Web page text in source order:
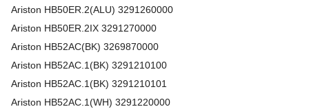
Ariston HB50ER.2(ALU) 3291260000
Ariston HB50ER.2IX 3291270000
Ariston HB52AC(BK) 3269870000
Ariston HB52AC.1(BK) 3291210100
Ariston HB52AC.1(BK) 3291210101
Ariston HB52AC.1(WH) 3291220000